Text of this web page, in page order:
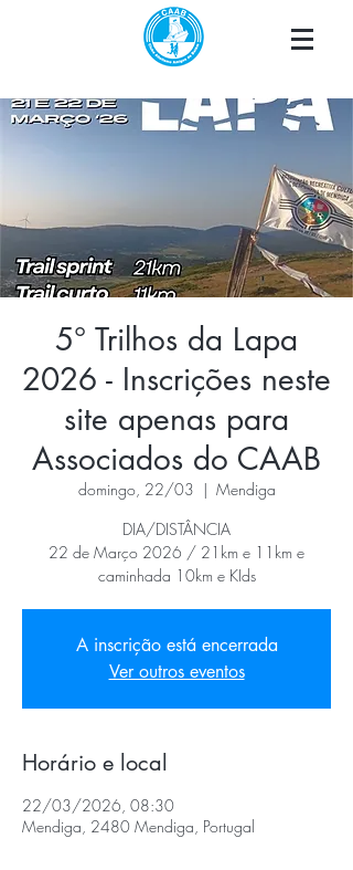
5° Trilhos da Lapa
2026 - Inscrições neste
site apenas para
Associados do CAAB
domingo, 22/03
  |
Mendiga
DIA/DISTÂNCIA
22 de Março 2026 / 21km e 11km e
caminhada 10km e KIds
A inscrição está encerrada
Ver outros eventos
Horário e local
22/03/2026, 08:30
Mendiga, 2480 Mendiga, Portugal